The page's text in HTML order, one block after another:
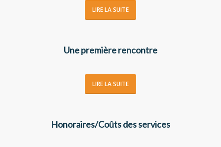
LIRE LA SUITE
Une première rencontre
LIRE LA SUITE
Honoraires/Coûts des services